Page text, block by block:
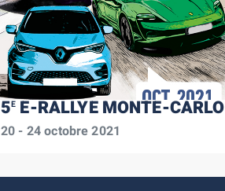
5EE-RALLYE MONTE-CARLO
20 - 24 octobre 2021